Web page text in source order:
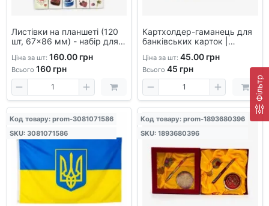
Фільтр
Листівки на планшеті (120
шт, 67×86 мм) - набір для
Ціна за шт: 160.00 грн
Всього 160грн
Картхолдер-гаманець для
банківських карток |
аксесуар для зберігання
карток
Ціна за шт: 45.00 грн
Всього 45 грн
Код товару: prom-3081071586
SKU: 3081071586
Код товару: prom-1893680396
SKU: 1893680396